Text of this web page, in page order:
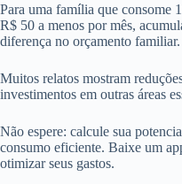
Para uma família que consome
R$ 50 a menos por mês,
diferença no orçamento familiar.
Muitos relatos mostram
investimentos em outras áreas
Não espere: calcule sua
consumo eficiente. Baixe um
otimizar seus gastos.